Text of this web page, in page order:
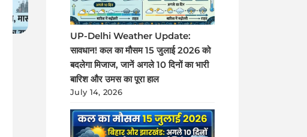
UP-Delhi Weather Update:
सावधान! कल का मौसम 15 जुलाई 2026 को
बदलेगा मिजाज, जानें अगले 10 दिनों का भारी
बारिश और उमस का पूरा हाल
July 14, 2026